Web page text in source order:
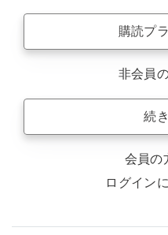
購読プ
非会員
続
会員の
ログイン